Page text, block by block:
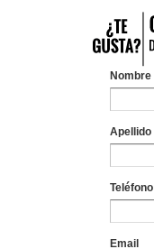
Nombre
Apellido
Teléfono
Email